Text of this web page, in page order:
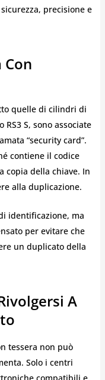
precisione e
Con
quelle di cilindri di
RS3 S, sono associate
“security card”.
contiene il codice
copia della chiave. In
alla duplicazione.
identificazione, ma
per evitare che
un duplicato della
A
tessera non può
Solo i centri
compatibili e